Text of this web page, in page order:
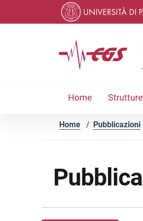
Vai al menu di navigazione
Home Strutture
Home / Pubblicazioni